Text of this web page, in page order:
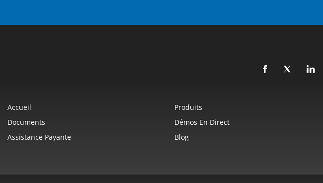
Accueil Produits
Documents
Démos En Direct
Assistance Payante
Blog